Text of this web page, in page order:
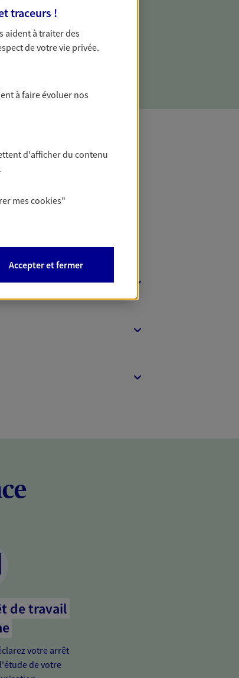
pour vous proposer des
les risques liés à votre
liés à votre vie privée. Un seul
ça change tout.
de travail
votre arrêt
de votre
traceurs !
aident à traiter des
de votre vie privée.
à faire évoluer nos
d'afficher du contenu
mescookies"
Accepter et fermer